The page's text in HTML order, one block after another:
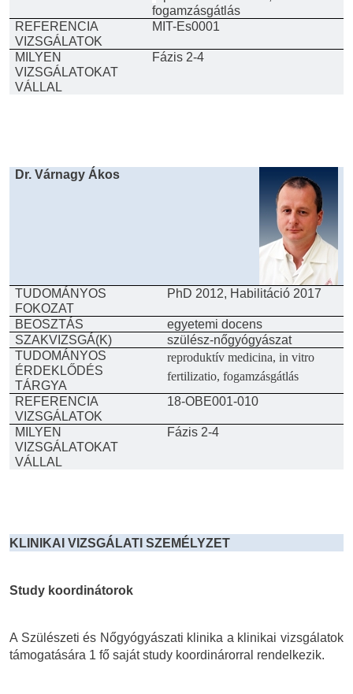
fogamzásgátlás
REFERENCIA
VIZSGÁLATOK
MIT-Es0001
MILYEN
VIZSGÁLATOKAT
VÁLLAL
Fázis 2-4
Dr. Várnagy Ákos
TUDOMÁNYOS
FOKOZAT
PhD 2012, Habilitáció 2017
BEOSZTÁS
egyetemi docens
SZAKVIZSGÁ(K)
szülész-nőgyógyászat
TUDOMÁNYOS
ÉRDEKLŐDÉS
TÁRGYA
reproduktív medicina, in vitro
fertilizatio, fogamzásgátlás
REFERENCIA
VIZSGÁLATOK
18-OBE001-010
MILYEN
VIZSGÁLATOKAT
VÁLLAL
Fázis 2-4
KLINIKAI VIZSGÁLATI SZEMÉLYZET
Study koordinátorok
A Szülészeti és Nőgyógyászati klinika a klinikai vizsgálatok
támogatására 1 fő saját study koordinárorral rendelkezik.